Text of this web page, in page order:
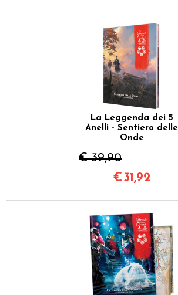
La Leggenda dei 5
Anelli - Sentiero delle
Onde
€ 39,90
€31,92